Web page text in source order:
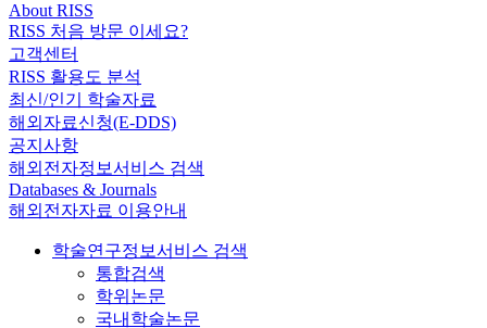
About RISS
RISS 처음 방문 이세요?
고객센터
RISS 활용도 분석
최신/인기 학술자료
해외자료신청(E-DDS)
공지사항
해외전자정보서비스 검색
Databases & Journals
해외전자자료 이용안내
학술연구정보서비스 검색
통합검색
학위논문
국내학술논문